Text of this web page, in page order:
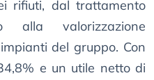
rifiuti, dal trattamento
alla valorizzazione
del gruppo. Con
e un utile netto di